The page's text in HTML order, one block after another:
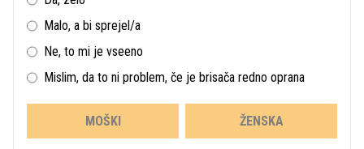
Malo, a bi sprejel/a
Ne, to mi je vseeno
Mislim, da to ni problem, če je brisača redno oprana
MOŠKI ŽENSKA